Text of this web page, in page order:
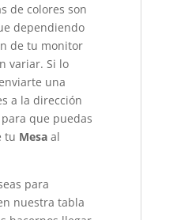
de colores son
dependiendo
de tu monitor
variar. Si lo
una
a la dirección
que puedas
tu Mesa al
para
nuestra tabla